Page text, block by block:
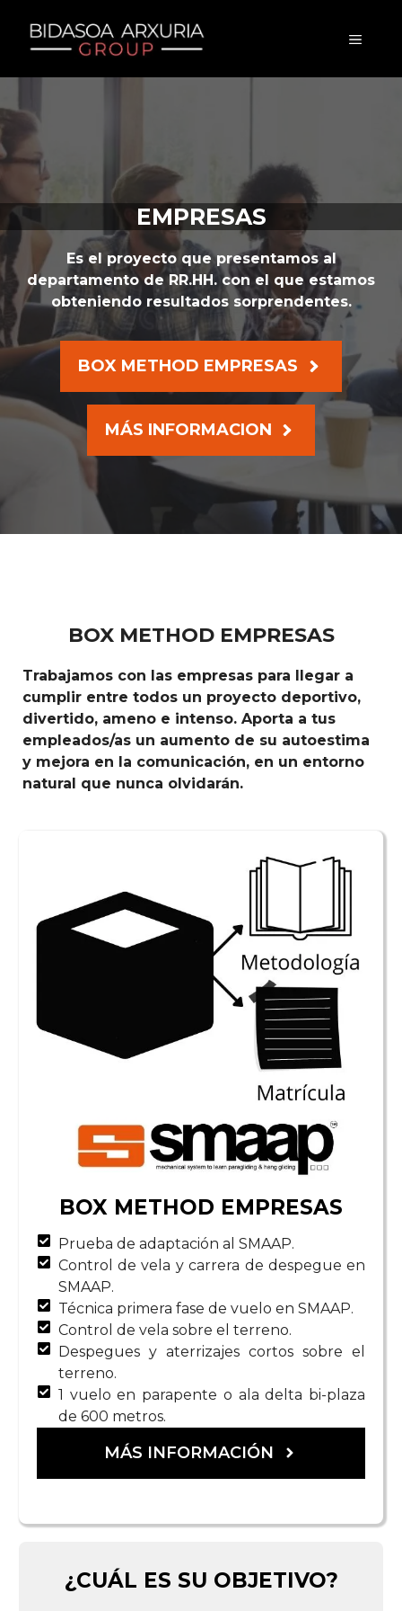
contenido
MENÚ
EMPRESAS
Es el proyecto que presentamos al
departamento de RR.HH. con el que estamos
obteniendo resultados sorprendentes.
BOX METHOD EMPRESAS
MÁS INFORMACION
BOX METHOD EMPRESAS
Trabajamos con las empresas para llegar a
cumplir entre todos un proyecto deportivo,
divertido, ameno e intenso. Aporta a tus
empleados/as un aumento de su autoestima
y mejora en la comunicación, en un entorno
natural que nunca olvidarán.
¿CUÁL ES SU OBJETIVO?
BOX METHOD EMPRESAS
Prueba de adaptación al SMAAP.
Control de vela y carrera de despegue en
SMAAP.
Técnica primera fase de vuelo en SMAAP.
Control de vela sobre el terreno.
Despegues y aterrizajes cortos sobre el
terreno.
1 vuelo en parapente o ala delta bi-plaza
de 600 metros.
MÁS INFORMACIÓN